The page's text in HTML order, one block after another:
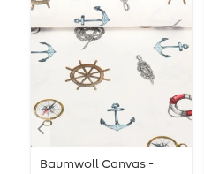
Baumwoll Canvas -